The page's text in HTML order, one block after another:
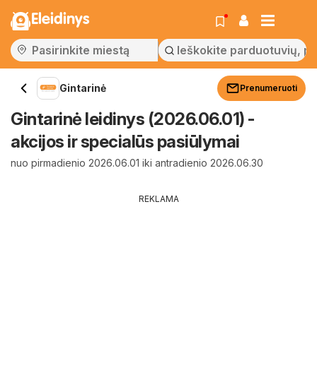
Eleidinys
Gintarinė Prenumeruoti
Gintarinė leidinys (2026.06.01) -
akcijos ir specialūs pasiūlymai
nuo pirmadienio 2026.06.01 iki antradienio 2026.06.30
REKLAMA